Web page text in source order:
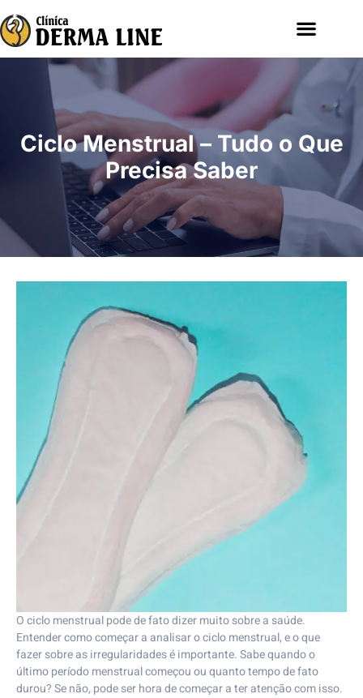
Ciclo Menstrual – Tudo o Que
Precisa Saber
O ciclo menstrual pode de fato dizer muito sobre a saúde.
Entender como começar a analisar o ciclo menstrual, e o que
fazer sobre as irregularidades é importante. Sabe quando o
último período menstrual começou ou quanto tempo de fato
durou? Se não, pode ser hora de começar a ter atenção com isso.